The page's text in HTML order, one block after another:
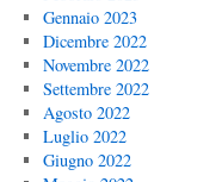
Gennaio 2023
Dicembre 2022
Novembre 2022
Settembre 2022
Agosto 2022
Luglio 2022
Giugno 2022